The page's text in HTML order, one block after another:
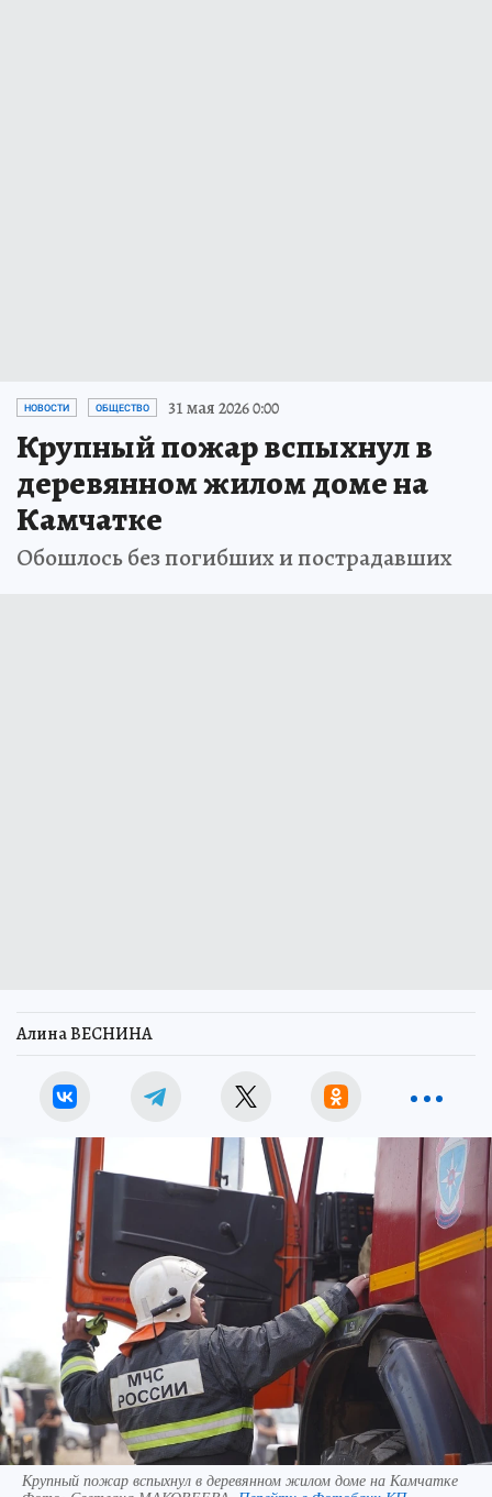
НОВОСТИ ОБЩЕСТВО 31 мая 2026 0:00
Крупный пожар вспыхнул в
деревянном жилом доме на
Камчатке
Обошлось без погибших и пострадавших
Алина ВЕСНИНА
Крупный пожар вспыхнул в деревянном жилом доме на Камчатке